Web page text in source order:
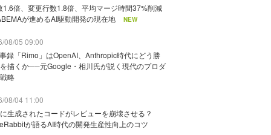
1.6倍、変更行数1.8倍、平均マージ時間37%削減
が進めるAI駆動開発の現在地
NEW
08/05 09:00
録「Rimo」はOpenAI、Anthropic時代にどう勝
描くか──元Google・相川氏が説く現代のプロダ
略
08/04 11:00
生成されたコードがレビューを崩壊させる？
が語るAI時代の開発生産性向上のコツ